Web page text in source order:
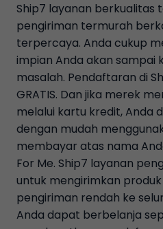
Ship7 layanan berkualitas
pengiriman termurah
terpercaya. Anda cukup
impian Anda akan sampai
masalah. Pendaftaran di
GRATIS. Dan jika merek
melalui kartu kredit, Anda
dengan mudah
membayar atas nama
For Me. Ship7 layanan
untuk mengirimkan
pengiriman rendah ke
Anda dapat berbelanja